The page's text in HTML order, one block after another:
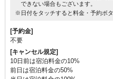
できない場合もございます。
※日付をタッチすると料金・予約ボタ
[予約金]
不要
[キャンセル規定]
10日前は宿泊料金の10%
前日は宿泊料金の50%